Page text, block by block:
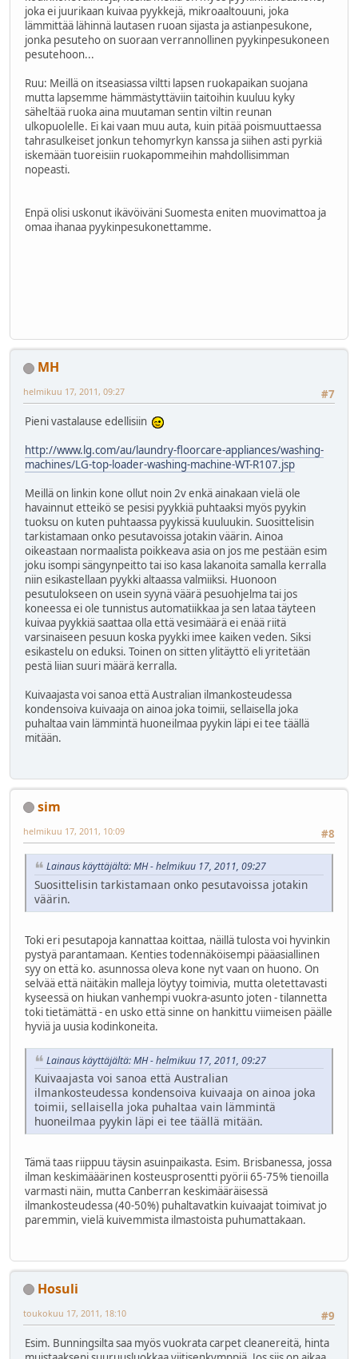
joka ei juurikaan kuivaa pyykkejä, mikroaaltouuni, joka
lämmittää lähinnä lautasen ruoan sijasta ja astianpesukone,
jonka pesuteho on suoraan verrannollinen pyykinpesukoneen
pesutehoon...
Ruu: Meillä on itseasiassa viltti lapsen ruokapaikan suojana
mutta lapsemme hämmästyttäviin taitoihin kuuluu kyky
säheltää ruoka aina muutaman sentin viltin reunan
ulkopuolelle. Ei kai vaan muu auta, kuin pitää poismuuttaessa
tahrasulkeiset jonkun tehomyrkyn kanssa ja siihen asti pyrkiä
iskemään tuoreisiin ruokapommeihin mahdollisimman
nopeasti.
Enpä olisi uskonut ikävöiväni Suomesta eniten muovimattoa ja
omaa ihanaa pyykinpesukonettamme.
MH
#7
helmikuu 17, 2011, 09:27
Pieni vastalause edellisiin
http://www.lg.com/au/laundry-floorcare-appliances/washing-
machines/LG-top-loader-washing-machine-WT-R107.jsp
Meillä on linkin kone ollut noin 2v enkä ainakaan vielä ole
havainnut etteikö se pesisi pyykkiä puhtaaksi myös pyykin
tuoksu on kuten puhtaassa pyykissä kuuluukin. Suosittelisin
tarkistamaan onko pesutavoissa jotakin väärin. Ainoa
oikeastaan normaalista poikkeava asia on jos me pestään esim
joku isompi sängynpeitto tai iso kasa lakanoita samalla kerralla
niin esikastellaan pyykki altaassa valmiiksi. Huonoon
pesutulokseen on usein syynä väärä pesuohjelma tai jos
koneessa ei ole tunnistus automatiikkaa ja sen lataa täyteen
kuivaa pyykkiä saattaa olla että vesimäärä ei enää riitä
varsinaiseen pesuun koska pyykki imee kaiken veden. Siksi
esikastelu on eduksi. Toinen on sitten ylitäyttö eli yritetään
pestä liian suuri määrä kerralla.
Kuivaajasta voi sanoa että Australian ilmankosteudessa
kondensoiva kuivaaja on ainoa joka toimii, sellaisella joka
puhaltaa vain lämmintä huoneilmaa pyykin läpi ei tee täällä
mitään.
sim
#8
helmikuu 17, 2011, 10:09
Lainaus käyttäjältä: MH - helmikuu 17, 2011, 09:27
Suosittelisin tarkistamaan onko pesutavoissa jotakin
väärin.
Toki eri pesutapoja kannattaa koittaa, näillä tulosta voi hyvinkin
pystyä parantamaan. Kenties todennäköisempi pääasiallinen
syy on että ko. asunnossa oleva kone nyt vaan on huono. On
selvää että näitäkin malleja löytyy toimivia, mutta oletettavasti
kyseessä on hiukan vanhempi vuokra-asunto joten - tilannetta
toki tietämättä - en usko että sinne on hankittu viimeisen päälle
hyviä ja uusia kodinkoneita.
Lainaus käyttäjältä: MH - helmikuu 17, 2011, 09:27
Kuivaajasta voi sanoa että Australian
ilmankosteudessa kondensoiva kuivaaja on ainoa joka
toimii, sellaisella joka puhaltaa vain lämmintä
huoneilmaa pyykin läpi ei tee täällä mitään.
Tämä taas riippuu täysin asuinpaikasta. Esim. Brisbanessa, jossa
ilman keskimääärinen kosteusprosentti pyörii 65-75% tienoilla
varmasti näin, mutta Canberran keskimääräisessä
ilmankosteudessa (40-50%) puhaltavatkin kuivaajat toimivat jo
paremmin, vielä kuivemmista ilmastoista puhumattakaan.
Hosuli
#9
toukokuu 17, 2011, 18:10
Esim. Bunningsilta saa myös vuokrata carpet cleanereitä, hinta